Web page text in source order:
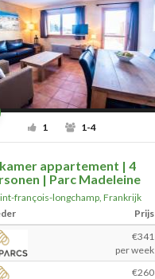
1 1-4
appartement | 4
| Parc Madeleine
françois-longchamp,Frankrijk
Prijs
€341
per week
€260